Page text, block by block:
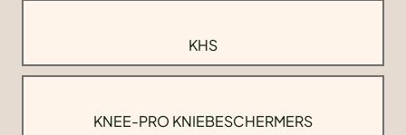
KHS
KNEE-PRO KNIEBESCHERMERS